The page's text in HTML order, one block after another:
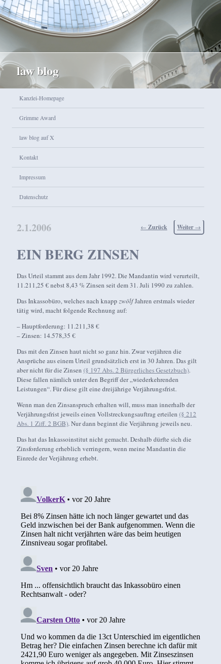
law blog
Zum Inhalt wechseln
Zum sekundären Inhalt wechseln
Kanzlei-Homepage
Grimme Award
law blog auf X
Kontakt
Impressum
Datenschutz
Beitragsnavigation
← Zurück Weiter →
EIN BERG ZINSEN
2.1.2006
Das Urteil stammt aus dem Jahr 1992. Die Mandantin wird verurteilt,
11.211,25 € nebst 8,43 % Zinsen seit dem 31. Juli 1990 zu zahlen.
Das Inkassobüro, welches nach knappzwölfJahren erstmals wieder
tätig wird, macht folgende Rechnung auf:
– Hauptforderung: 11.211,38 €
– Zinsen: 14.578,35 €
Das mit den Zinsen haut nicht so ganz hin. Zwar verjähren die
Ansprüche aus einem Urteil grundsätzlich erst in 30 Jahren. Das gilt
aber nicht für die Zinsen(§ 197 Abs. 2 Bürgerliches Gesetzbuch).
Diese fallen nämlich unter den Begriff der „wiederkehrenden
Leistungen“. Für diese gilt eine dreijährige Verjährungsfrist.
Wenn man den Zinsanspruch erhalten will, muss man innerhalb der
Verjährungsfrist jeweils einen Vollstreckungsauftrag erteilen(§ 212
Abs. 1 Ziff. 2 BGB). Nur dann beginnt die Verjährung jeweils neu.
Das hat das Inkassoinstitut nicht gemacht. Deshalb dürfte sich die
Zinsforderung erheblich verringern, wenn meine Mandantin die
Einrede der Verjährung erhebt.